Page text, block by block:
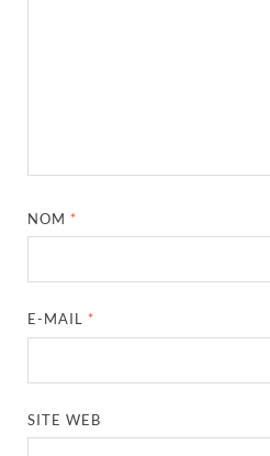
NOM *
E-MAIL *
SITE WEB